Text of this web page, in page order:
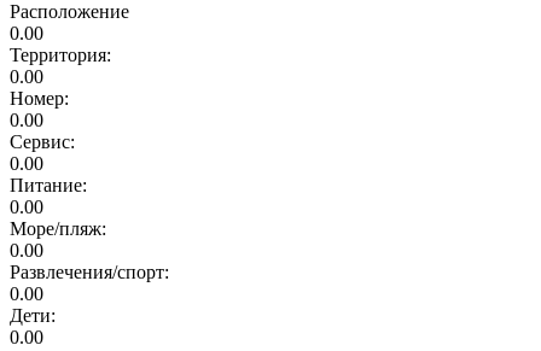
Расположение
0.00
Территория:
0.00
Номер:
0.00
Сервис:
0.00
Питание:
0.00
Море/пляж:
0.00
Развлечения/спорт:
0.00
Дети:
0.00